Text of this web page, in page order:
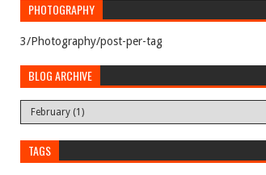
PHOTOGRAPHY
3/Photography/post-per-tag
BLOG ARCHIVE
TAGS